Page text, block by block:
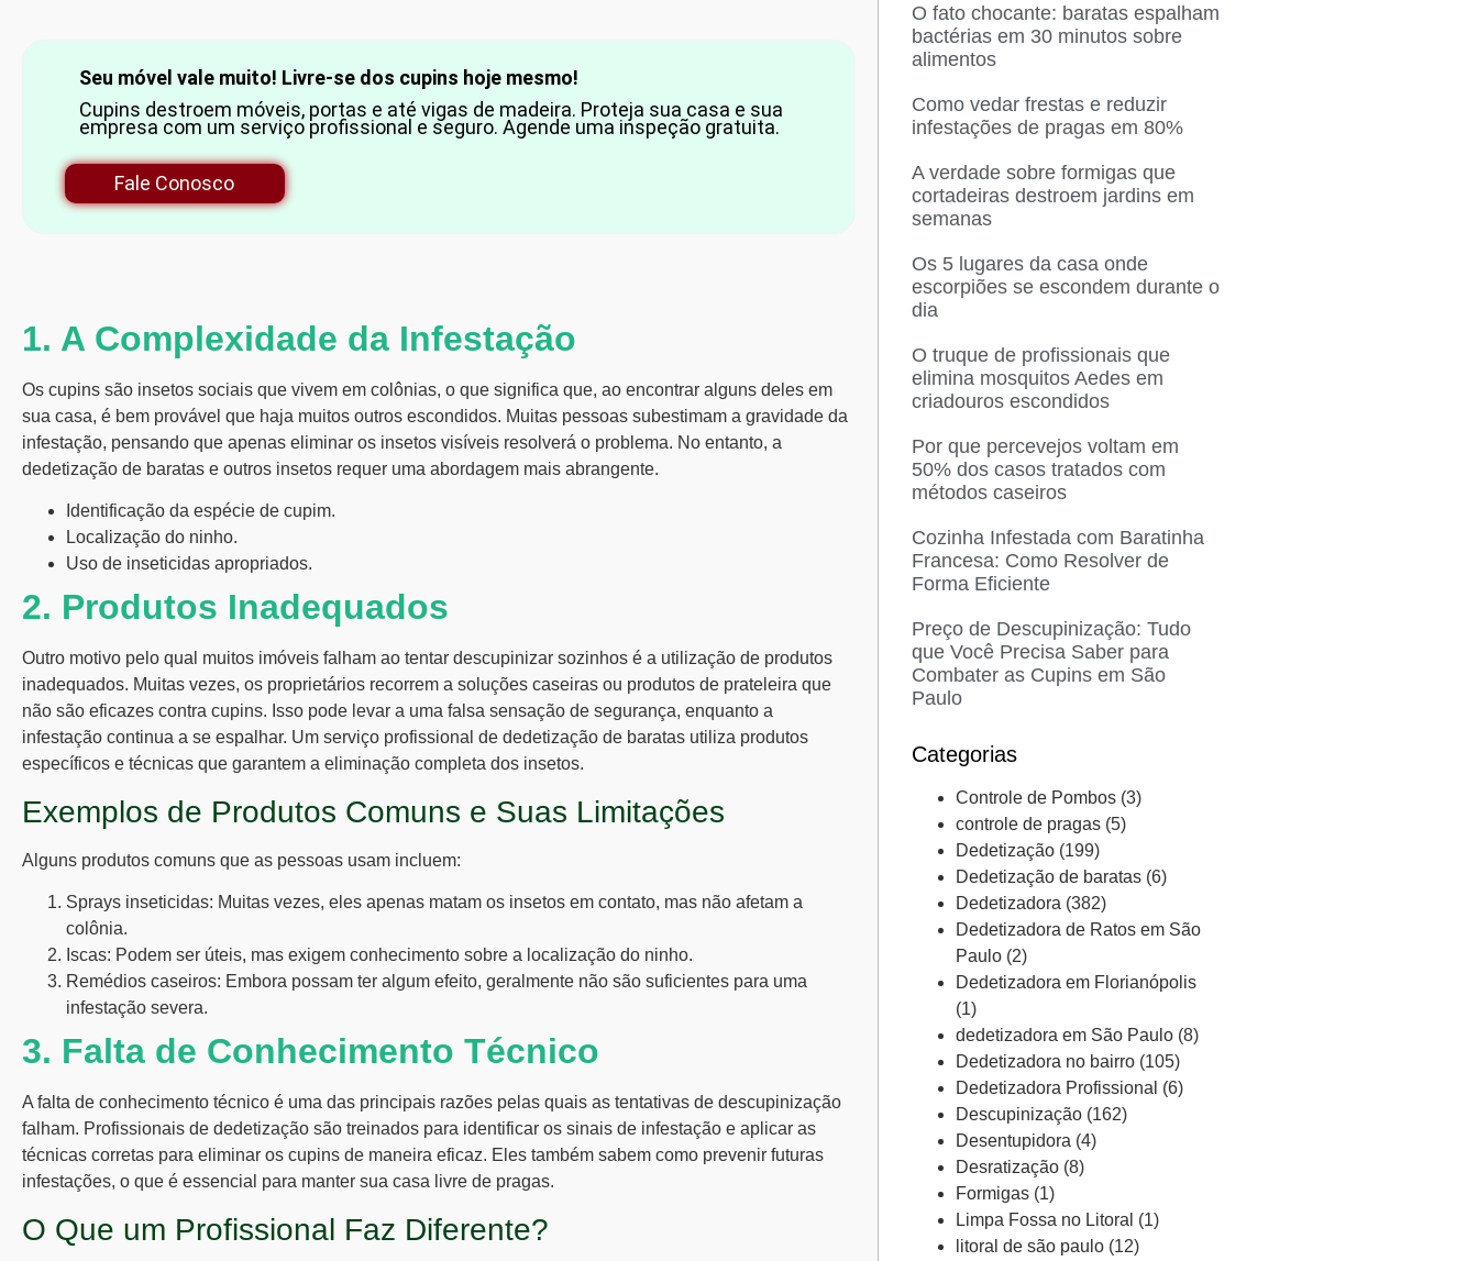
Seu móvel vale muito! Livre-se dos cupins hoje mesmo!
Cupins destroem móveis, portas e até vigas de madeira. Proteja sua casa e sua
empresa com um serviço profissional e seguro. Agende uma inspeção gratuita.
Fale Conosco
1. A Complexidade da Infestação
Os cupins são insetos sociais que vivem em colônias, o que significa que, ao encontrar alguns deles em
sua casa, é bem provável que haja muitos outros escondidos. Muitas pessoas subestimam a gravidade da
infestação, pensando que apenas eliminar os insetos visíveis resolverá o problema. No entanto, a
dedetização de baratas e outros insetos requer uma abordagem mais abrangente.
Identificação da espécie de cupim.
Localização do ninho.
Uso de inseticidas apropriados.
2. Produtos Inadequados
Outro motivo pelo qual muitos imóveis falham ao tentar descupinizar sozinhos é a utilização de produtos
inadequados. Muitas vezes, os proprietários recorrem a soluções caseiras ou produtos de prateleira que
não são eficazes contra cupins. Isso pode levar a uma falsa sensação de segurança, enquanto a
infestação continua a se espalhar. Um serviço profissional de dedetização de baratas utiliza produtos
específicos e técnicas que garantem a eliminação completa dos insetos.
Exemplos de Produtos Comuns e Suas Limitações
Alguns produtos comuns que as pessoas usam incluem:
Sprays inseticidas: Muitas vezes, eles apenas matam os insetos em contato, mas não afetam a
colônia.
Iscas: Podem ser úteis, mas exigem conhecimento sobre a localização do ninho.
Remédios caseiros: Embora possam ter algum efeito, geralmente não são suficientes para uma
infestação severa.
3. Falta de Conhecimento Técnico
A falta de conhecimento técnico é uma das principais razões pelas quais as tentativas de descupinização
falham. Profissionais de dedetização são treinados para identificar os sinais de infestação e aplicar as
técnicas corretas para eliminar os cupins de maneira eficaz. Eles também sabem como prevenir futuras
infestações, o que é essencial para manter sua casa livre de pragas.
O Que um Profissional Faz Diferente?
O fato chocante: baratas espalham
bactérias em 30 minutos sobre
alimentos
Como vedar frestas e reduzir
infestações de pragas em 80%
A verdade sobre formigas que
cortadeiras destroem jardins em
semanas
Os 5 lugares da casa onde
escorpiões se escondem durante o
dia
O truque de profissionais que
elimina mosquitos Aedes em
criadouros escondidos
Por que percevejos voltam em
50% dos casos tratados com
métodos caseiros
Cozinha Infestada com Baratinha
Francesa: Como Resolver de
Forma Eficiente
Preço de Descupinização: Tudo
que Você Precisa Saber para
Combater as Cupins em São
Paulo
Categorias
Controle de Pombos (3)
controle de pragas (5)
Dedetização (199)
Dedetização de baratas (6)
Dedetizadora (382)
Dedetizadora de Ratos em São
Paulo (2)
Dedetizadora em Florianópolis
(1)
dedetizadora em São Paulo (8)
Dedetizadora no bairro (105)
Dedetizadora Profissional (6)
Descupinização (162)
Desentupidora (4)
Desratização (8)
Formigas (1)
Limpa Fossa no Litoral (1)
litoral de são paulo (12)